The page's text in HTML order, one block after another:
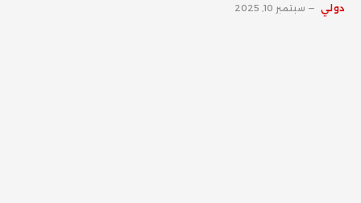
دولي سبتمبر 10, 2025